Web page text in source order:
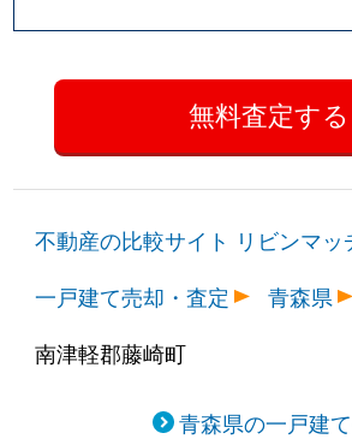
不動産の比較サイト リビンマッ
一戸建て売却・査定
青森県
南津軽郡藤崎町
青森県の一戸建